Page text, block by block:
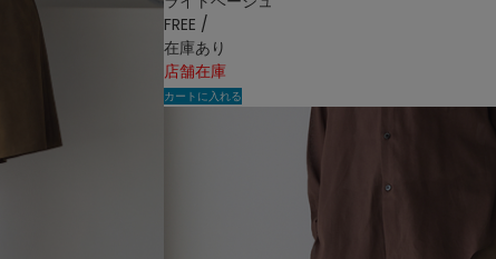
FREE /
在庫あり
店舗在庫
カートに入れる